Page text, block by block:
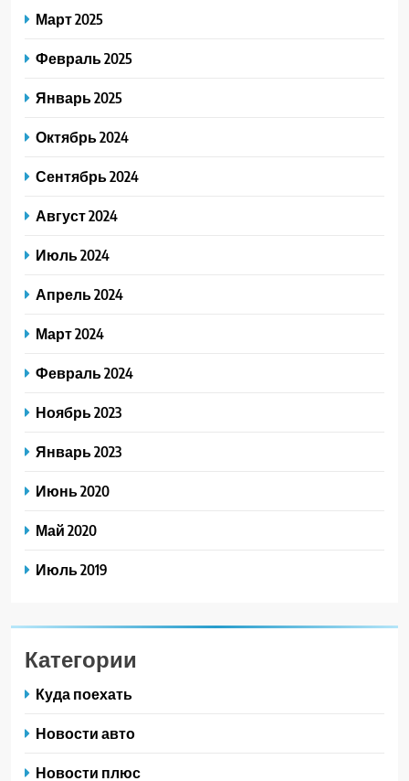
Март 2025
Февраль 2025
Январь 2025
Октябрь 2024
Сентябрь 2024
Август 2024
Июль 2024
Апрель 2024
Март 2024
Февраль 2024
Ноябрь 2023
Январь 2023
Июнь 2020
Май 2020
Июль 2019
Категории
Куда поехать
Новости авто
Новости плюс